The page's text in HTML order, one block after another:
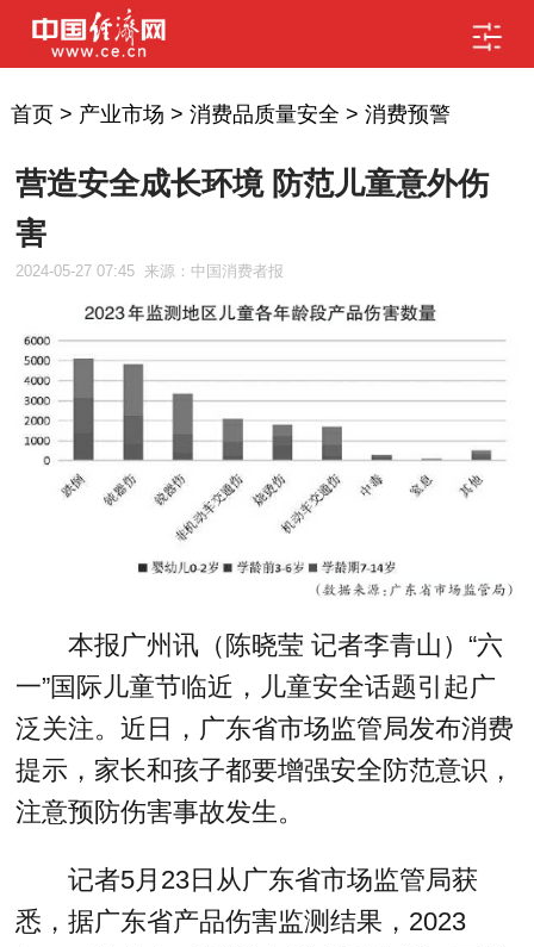
首页> 产业市场 > 消费品质量安全 > 消费预警
营造安全成长环境 防范儿童意外伤
害
2024-05-27 07:45 来源：中国消费者报
本报广州讯（陈晓莹 记者李青山）“六
一”国际儿童节临近，儿童安全话题引起广
泛关注。近日，广东省市场监管局发布消费
提示，家长和孩子都要增强安全防范意识，
注意预防伤害事故发生。
记者5月23日从广东省市场监管局获
悉，据广东省产品伤害监测结果，2023